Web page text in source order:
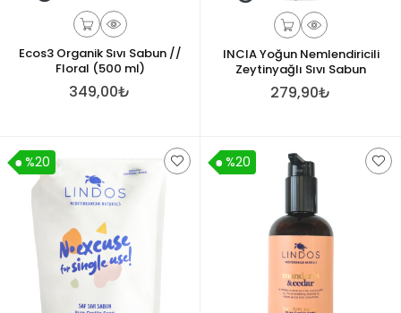
Ecos3 Organik Sıvı Sabun //
Floral (500 ml)
349,00₺
INCIA Yoğun Nemlendiricili
Zeytinyağlı Sıvı Sabun
279,90₺
%20 %20